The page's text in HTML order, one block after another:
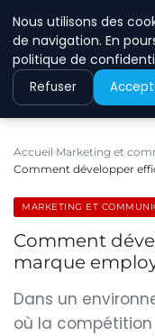
Accueil Marketing et
Comment développer
MARKETING ET
Comment
marque
Dans un
où la
Nous utilisons des
de navigation. En
politique de
Refuser